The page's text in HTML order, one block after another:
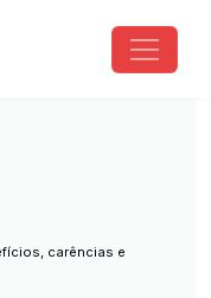
carências e